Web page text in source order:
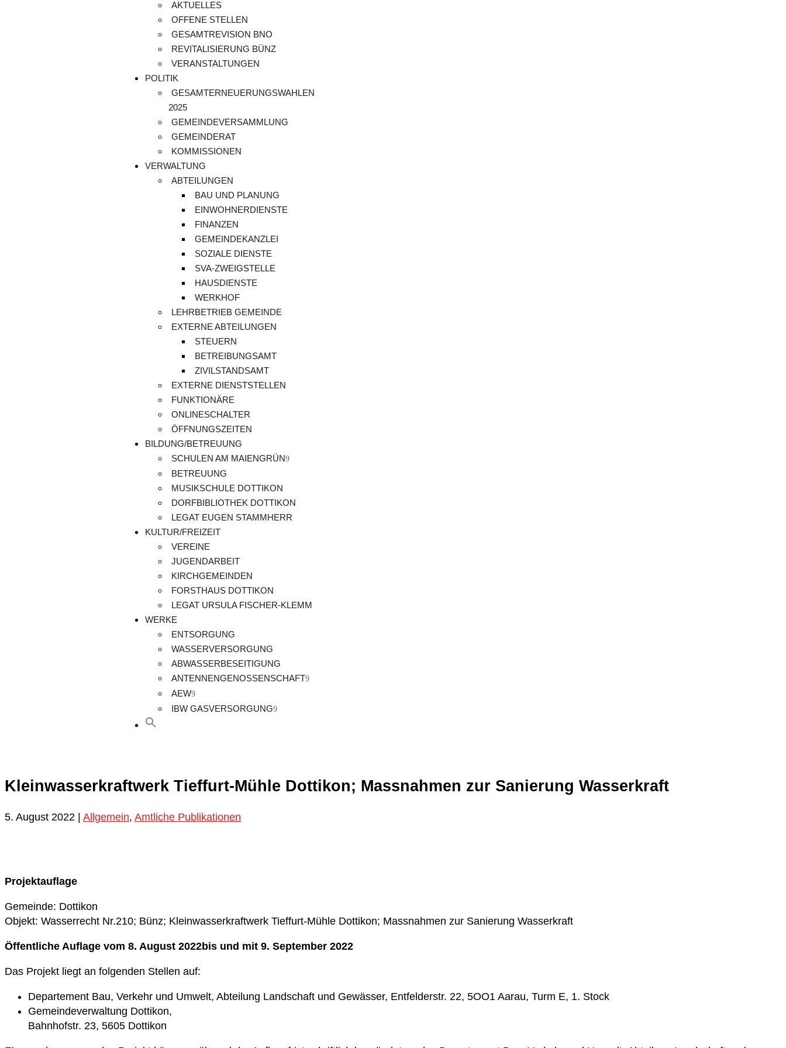
AKTUELLES
OFFENE STELLEN
GESAMTREVISION BNO
REVITALISIERUNG BÜNZ
VERANSTALTUNGEN
POLITIK
GESAMTERNEUERUNGSWAHLEN
2025
GEMEINDEVERSAMMLUNG
GEMEINDERAT
KOMMISSIONEN
VERWALTUNG
ABTEILUNGEN
BAU UND PLANUNG
EINWOHNERDIENSTE
FINANZEN
GEMEINDEKANZLEI
SOZIALE DIENSTE
SVA-ZWEIGSTELLE
HAUSDIENSTE
WERKHOF
LEHRBETRIEB GEMEINDE
EXTERNE ABTEILUNGEN
STEUERN
BETREIBUNGSAMT
ZIVILSTANDSAMT
EXTERNE DIENSTSTELLEN
FUNKTIONÄRE
ONLINESCHALTER
ÖFFNUNGSZEITEN
BILDUNG/BETREUUNG
SCHULEN AM MAIENGRÜN
BETREUUNG
MUSIKSCHULE DOTTIKON
DORFBIBLIOTHEK DOTTIKON
LEGAT EUGEN STAMMHERR
KULTUR/FREIZEIT
VEREINE
JUGENDARBEIT
KIRCHGEMEINDEN
FORSTHAUS DOTTIKON
LEGAT URSULA FISCHER-KLEMM
WERKE
ENTSORGUNG
WASSERVERSORGUNG
ABWASSERBESEITIGUNG
ANTENNENGENOSSENSCHAFT
AEW
IBW GASVERSORGUNG
Kleinwasserkraftwerk Tieffurt-Mühle Dottikon; Massnahmen zur Sanierung Wasserkraft
5. August 2022 | Allgemein, Amtliche Publikationen
Projektauflage
Gemeinde: Dottikon
Objekt: Wasserrecht Nr.210; Bünz; Kleinwasserkraftwerk Tieffurt-Mühle Dottikon; Massnahmen zur Sanierung Wasserkraft
Öffentliche Auflage vom 8. August 2022bis und mit 9. September 2022
Das Projekt liegt an folgenden Stellen auf:
Departement Bau, Verkehr und Umwelt, Abteilung Landschaft und Gewässer, Entfelderstr. 22, 5OO1 Aarau, Turm E, 1. Stock
Gemeindeverwaltung Dottikon,
Bahnhofstr. 23, 5605 Dottikon